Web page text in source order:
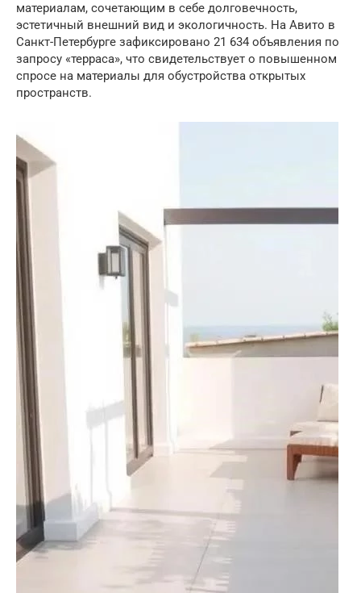
материалам, сочетающим в себе долговечность,
эстетичный внешний вид и экологичность. На Авито в
Санкт-Петербурге зафиксировано 21 634 объявления по
запросу «терраса», что свидетельствует о повышенном
спросе на материалы для обустройства открытых
пространств.